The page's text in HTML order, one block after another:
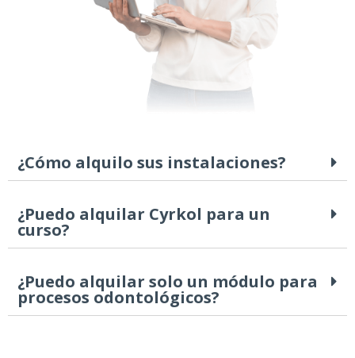
¿Cómo alquilo sus instalaciones?
¿Puedo alquilar Cyrkol para un
curso?
¿Puedo alquilar solo un módulo para
procesos odontológicos?